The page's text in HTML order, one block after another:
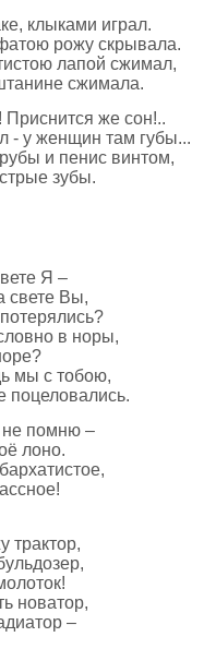
клыками играл.
рожу скрывала.
лапой сжимал,
сжимала.
Приснится же сон!..
- у женщин там губы...
и пенис винтом,
зубы.
Я –
свете Вы,
в норы,
мы с тобою,
поцеловались.
не помню –
лоно.
трактор,
новатор,
–